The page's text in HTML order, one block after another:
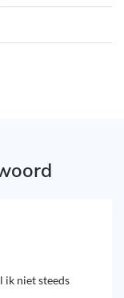
ik niet steeds